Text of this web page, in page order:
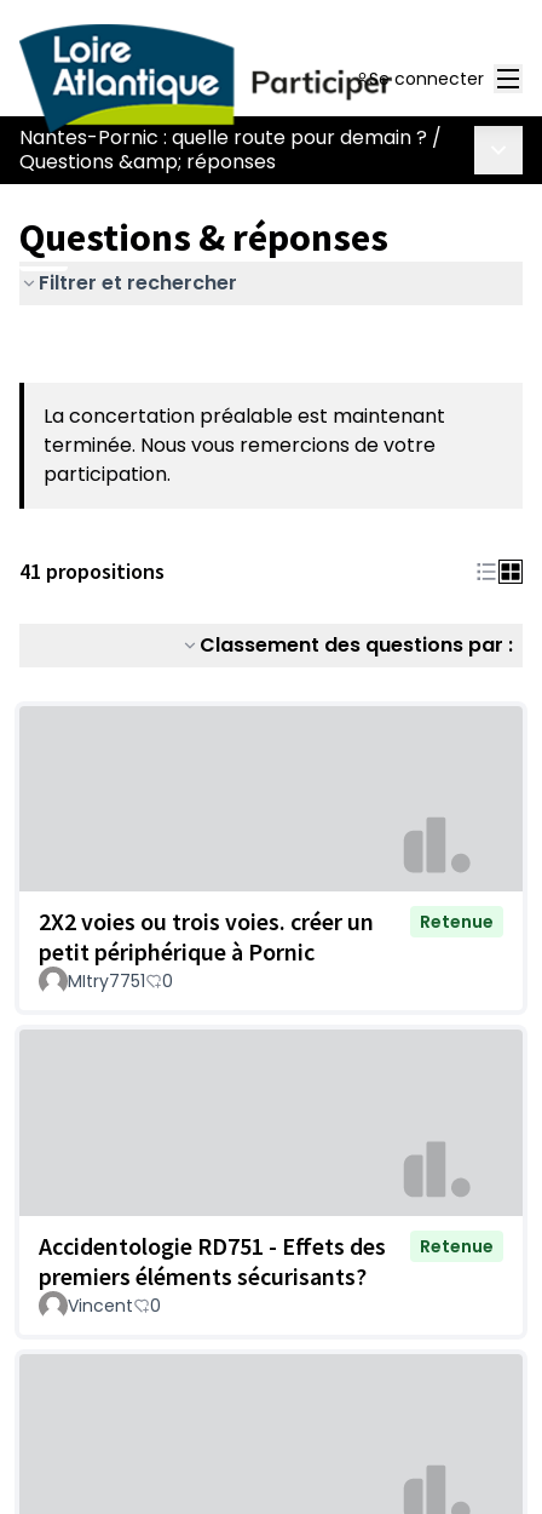
Se connecter
Nantes-Pornic : quelle route pour demain ? /
Questions &amp; réponses
Questions & réponses
Filtrer et rechercher
La concertation préalable est maintenant
terminée. Nous vous remercions de votre
participation.
41 propositions
Classement des questions par :
2X2 voies ou trois voies. créer un
petit périphérique à Pornic
Retenue
MItry7751 0
Accidentologie RD751 - Effets des
premiers éléments sécurisants?
Retenue
Vincent 0